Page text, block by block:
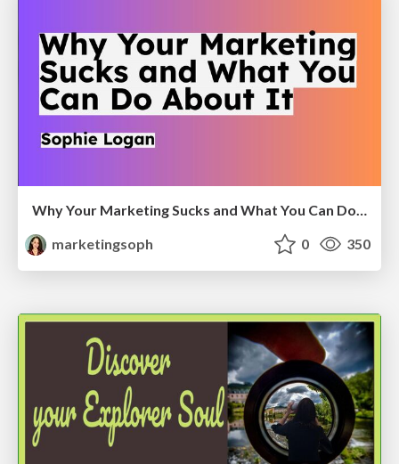
Why Your Marketing Sucks and What You Can Do About It - Sophie Logan
marketingsoph
0 350